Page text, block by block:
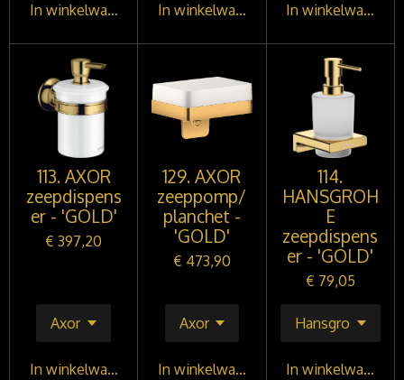
In winkelwagen In winkelwagen In winkelwagen
113. AXOR
zeepdispens
er - 'GOLD'
€ 397,20
In winkelwagen
129. AXOR
zeeppomp/
planchet -
'GOLD'
€ 473,90
In winkelwagen
114.
HANSGROH
E
zeepdispens
er - 'GOLD'
€ 79,05
In winkelwagen